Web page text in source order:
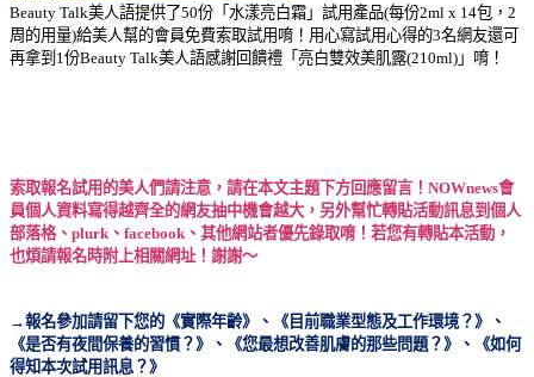
Beauty Talk美人語提供了50份「水漾亮白霜」試用 產品(每份2ml x 14包， 2
周的用量)給美人幫的會員免費索取試用唷！ 用心寫試用心得的3名網友還可
再拿到 1 份Beauty Talk美人語感謝回饋禮 「亮白雙效美肌露(210ml)」唷！
索取報名試用的美人們請注意，請在本文主題下方回應留言！ NOWnews會
員個人資料寫得越齊全的網友抽中機會越大，另外幫忙轉貼活動訊息到個人
部落格、 plurk 、 facebook 、其他網站者優先錄取唷！若您有轉貼本活動，
也煩請報名時附上相關網址！謝謝～
→報名參加請留下您的《實際年齡》、《目前職業型態及工作環境？》、
《是否有夜間保養的習慣？》、《您最想改善肌膚的那些問題？》、《如何
得知本次試用訊息？》